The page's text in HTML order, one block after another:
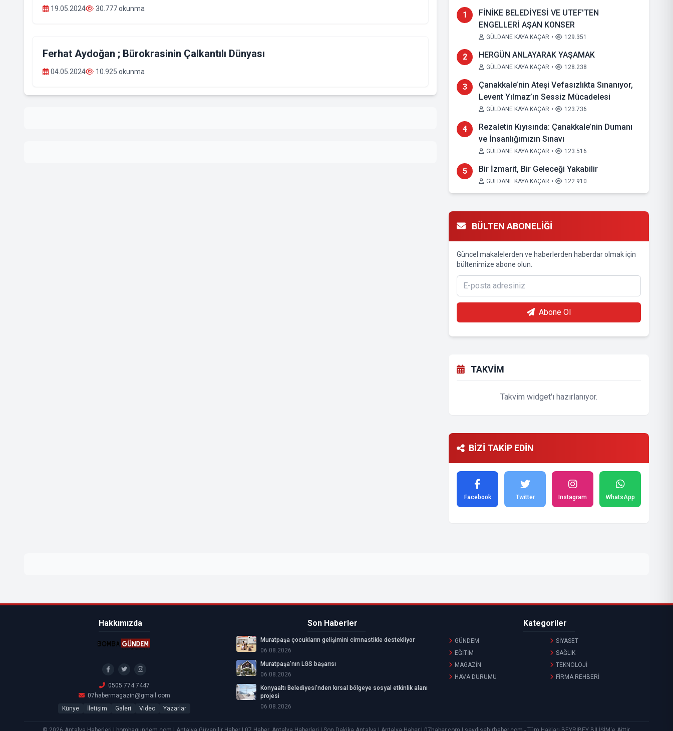
19.05.2024 30.777 okunma
Ferhat Aydoğan ; Bürokrasinin Çalkantılı Dünyası
04.05.2024 10.925 okunma
1
FİNİKE BELEDİYESİ VE UTEF'TEN
ENGELLERİ AŞAN KONSER
GÜLDANE KAYA KAÇAR • 129.351
2 HERGÜN ANLAYARAK YAŞAMAK
GÜLDANE KAYA KAÇAR • 128.238
3
Çanakkale’nin Ateşi Vefasızlıkta Sınanıyor,
Levent Yılmaz’ın Sessiz Mücadelesi
GÜLDANE KAYA KAÇAR • 123.736
4
Rezaletin Kıyısında: Çanakkale’nin Dumanı
ve İnsanlığımızın Sınavı
GÜLDANE KAYA KAÇAR • 123.516
5 Bir İzmarit, Bir Geleceği Yakabilir
GÜLDANE KAYA KAÇAR • 122.910
BÜLTEN ABONELİĞİ
Güncel makalelerden ve haberlerden haberdar olmak için
bültenimize abone olun.
Abone Ol
TAKVİM
Takvim widget'ı hazırlanıyor.
BİZİ TAKİP EDİN
Facebook Twitter Instagram WhatsApp
Hakkımızda
0505 774 7447
07habermagazin@gmail.com
Künye
İletişim Galeri Video Yazarlar
Son Haberler
Muratpaşa çocukların gelişimini cimnastikle destekliyor
06.08.2026
Muratpaşa’nın LGS başarısı
06.08.2026
Konyaaltı Belediyesi'nden kırsal bölgeye sosyal etkinlik alanı
projesi
06.08.2026
Kategoriler
GÜNDEM
SİYASET
EĞİTİM
SAĞLIK
MAGAZİN
TEKNOLOJİ
HAVA DURUMU
FİRMA REHBERİ